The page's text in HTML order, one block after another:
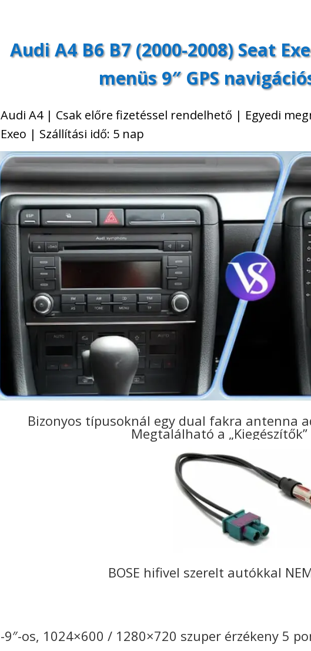
Audi A4 B6 B7 (2000-2008) Seat
menüs 9″ GPS
Audi A4 | Csak előre fizetéssel rendelhető | Egyedi
Exeo | Szállítási idő: 5 nap
Bizonyos típusoknál egy dual fakra antenna
Megtalálható a
BOSE hifivel szerelt autókkal
-9″-os, 1024×600 / 1280×720 szuper érzékeny 5